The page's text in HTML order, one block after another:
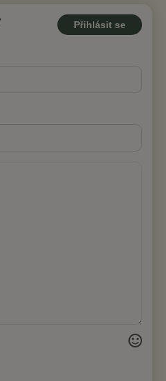
Přihlásit se